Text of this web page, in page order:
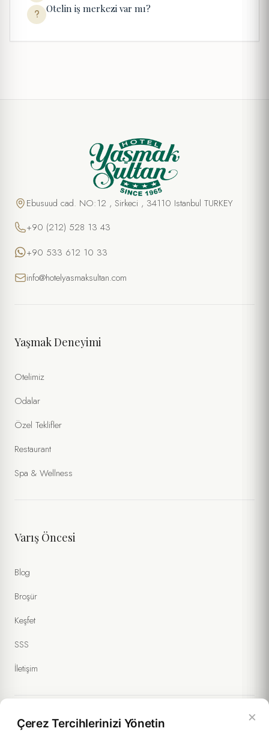
Otelin iş merkezi var mı?
Ebusuud cad. NO:12 , Sirkeci , 34110 Istanbul TURKEY
+90 (212) 528 13 43
+90 533 612 10 33
info@hotelyasmaksultan.com
Yaşmak Deneyimi
Otelimiz
Odalar
Özel Teklifler
Restaurant
Spa & Wellness
Varış Öncesi
Blog
Broşür
Keşfet
SSS
İletişim
Yasal Bilgiler
×
Çerez Tercihlerinizi Yönetin